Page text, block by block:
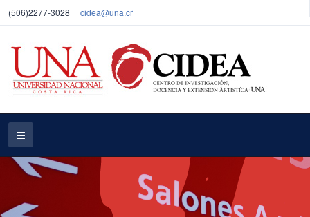
(506)2277-3028 cidea@una.cr